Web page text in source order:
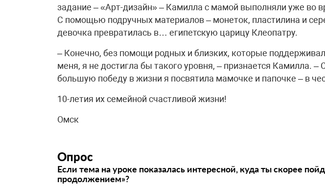
задание – «Арт-дизайн» – Камилла с мамой выполняли уже во
С помощью подручных материалов – монеток, пластилина и
девочка превратилась в… египетскую царицу Клеопатру.
– Конечно, без помощи родных и близких, которые
меня, я не достигла бы такого уровня, – признается Камилла.
большую победу в жизни я посвятила мамочке и папочке – в
10-летия их семейной счастливой жизни!
Омск
Опрос
Если тема на уроке показалась интересной, куда ты скорее
продолжением»?